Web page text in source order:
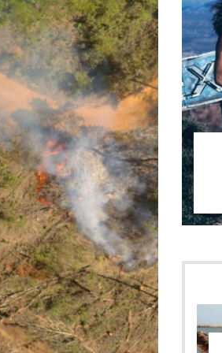
24 julio, 2026
A 1000 Times: El sonido de la
repetición
SONOGRAFÍAS